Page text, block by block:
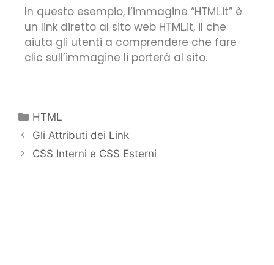
In questo esempio, l’immagine “HTML.it” è
un link diretto al sito web HTML.it, il che
aiuta gli utenti a comprendere che fare
clic sull’immagine li porterà al sito.
HTML
Gli Attributi dei Link
CSS Interni e CSS Esterni